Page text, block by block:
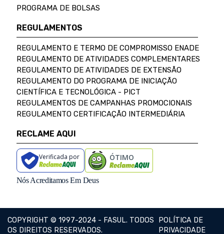
PROGRAMA DE BOLSAS
REGULAMENTOS
REGULAMENTO E TERMO DE COMPROMISSO ENADE
REGULAMENTO DE ATIVIDADES COMPLEMENTARES
REGULAMENTO DE ATIVIDADES DE EXTENSÃO
REGULAMENTO DO PROGRAMA DE INICIAÇÃO
CIENTÍFICA E TECNOLÓGICA - PICT
REGULAMENTOS DE CAMPANHAS PROMOCIONAIS
REGULAMENTO CERTIFICAÇÃO INTERMEDIÁRIA
RECLAME AQUI
Verificada por ÓTIMO
Nós Acreditamos Em Deus
COPYRIGHT © 1997-2024 - FASUL. TODOS
OS DIREITOS RESERVADOS.
POLÍTICA DE
PRIVACIDADE